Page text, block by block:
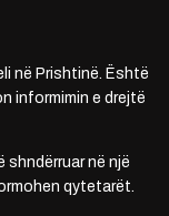
në Prishtinë. Është
informimin e drejtë
shndërruar në një
qytetarët.